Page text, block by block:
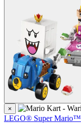
×
LEGO® Super Mario™